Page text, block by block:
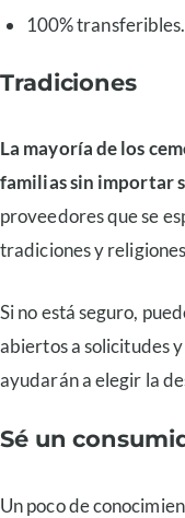
100% transferibles.
Tradiciones
La mayoría de los
familias sin importar
proveedores que se
tradiciones y
Si no está seguro,
abiertos a solicitudes
ayudarán a elegir la
Sé un
Un poco de